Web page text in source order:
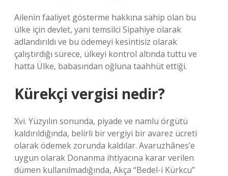
Ailenin faaliyet gösterme hakkına sahip olan bu
ülke için devlet, yani temsilci Sipahiye olarak
adlandırıldı ve bu ödemeyi kesintisiz olarak
çalıştırdığı sürece, ülkeyi kontrol altında tuttu ve
hatta Ülke, babasından oğluna taahhüt ettiği.
Kürekçi vergisi nedir?
Xvi. Yüzyılın sonunda, piyade ve namlu örgütü
kaldırıldığında, belirli bir vergiyi bir avarez ücreti
olarak ödemek zorunda kaldılar. Avaruzhânes’e
uygun olarak Donanma ihtiyacına karar verilen
dümen kullanılmadığında, Akça “Bedel-i Kürkcu”